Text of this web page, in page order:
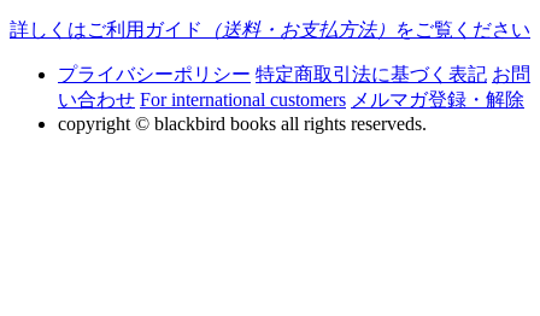
詳しくはご利用ガイド （送料・お支払方法） をご覧ください
プライバシーポリシー 特定商取引法に基づく表記 お問
い合わせ For international customers メルマガ登録・解除
copyright © blackbird books all rights reserveds.